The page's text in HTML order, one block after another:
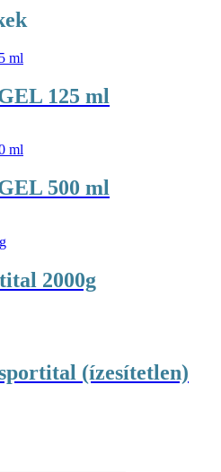
125 ml
500 ml
2000g
(ízesítetlen)